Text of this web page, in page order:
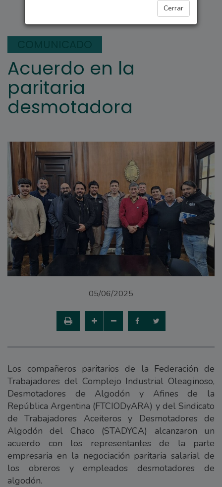
Cerrar
Acuerdo en la
paritaria
desmotadora
05/06/2025
Los compañeros paritarios de la Federación de
Trabajadores del Complejo Industrial Oleaginoso,
Desmotadores de Algodón y Afines de la
República Argentina (FTCIODyARA) y del Sindicato
de Trabajadores Aceiteros y Desmotadores de
Algodón del Chaco (STADYCA) alcanzaron un
acuerdo con los representantes de la parte
empresaria en la negociación paritaria salarial de
los obreros y empleados desmotadores de
algodón.